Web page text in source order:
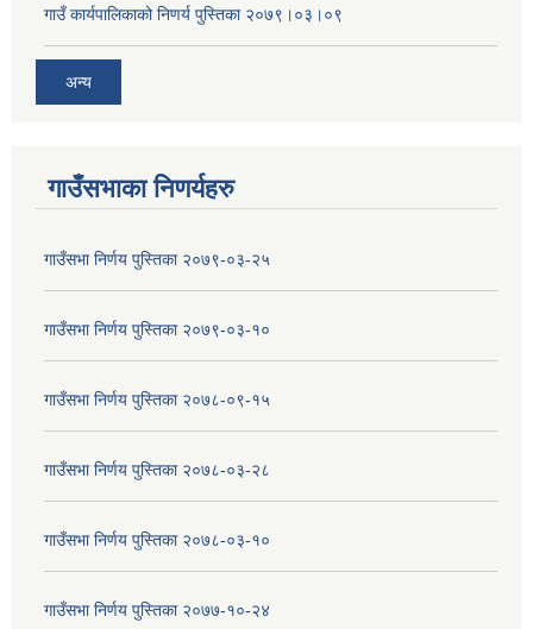
गाउँ कार्यपालिकाको निणर्य पुस्तिका २०७९।०३।०९
अन्य
गाउँसभाका निणर्यहरु
गाउँसभा निर्णय पुस्तिका २०७९-०३-२५
गाउँसभा निर्णय पुस्तिका २०७९-०३-१०
गाउँसभा निर्णय पुस्तिका २०७८-०९-१५
गाउँसभा निर्णय पुस्तिका २०७८-०३-२८
गाउँसभा निर्णय पुस्तिका २०७८-०३-१०
गाउँसभा निर्णय पुस्तिका २०७७-१०-२४